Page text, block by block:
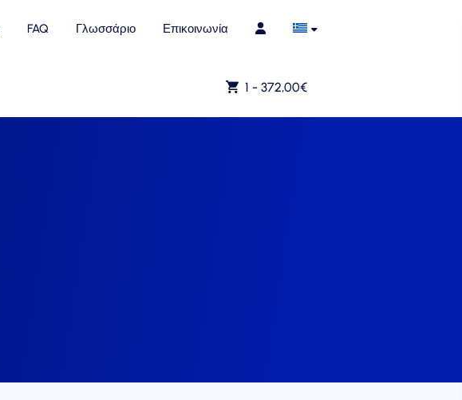
FAQ Γλωσσάριο Επικοινωνία
1 - 372,00€